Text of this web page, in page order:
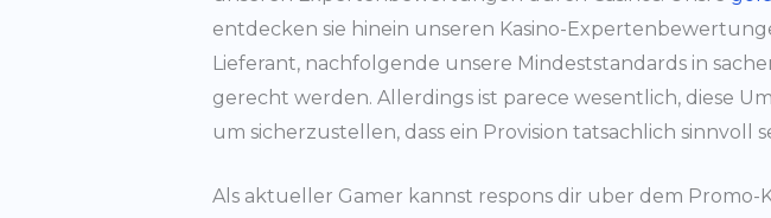
entdecken sie hinein unseren Kasino-
Lieferant, nachfolgende unsere Mindeststandards in
gerecht werden. Allerdings ist parece wesentlich, diese
um sicherzustellen, dass ein Provision tatsachlich sinnvoll
Als aktueller Gamer kannst respons dir uber dem